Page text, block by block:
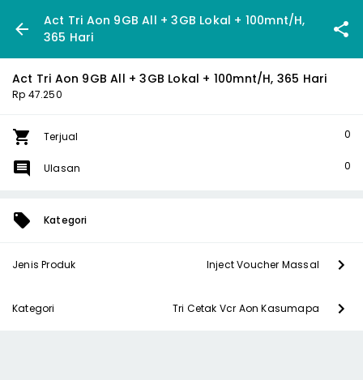
Act Tri Aon 9GB All + 3GB Lokal + 100mnt/H,
365 Hari
Act Tri Aon 9GB All + 3GB Lokal + 100mnt/H, 365 Hari
Rp 47.250
Terjual 0
Ulasan 0
Kategori
Jenis Produk Inject Voucher Massal
Kategori Tri Cetak Vcr Aon Kasumapa